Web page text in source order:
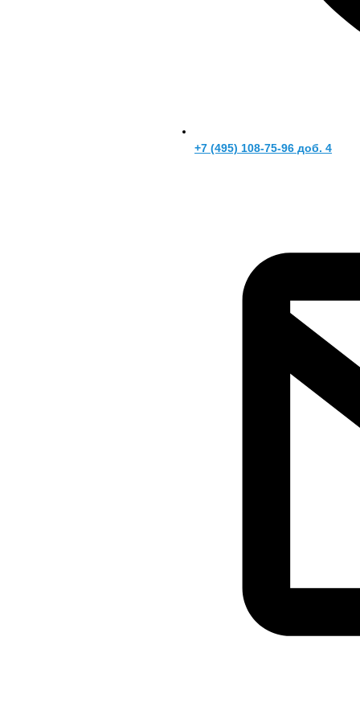
+7 (495) 108-75-96 доб. 4